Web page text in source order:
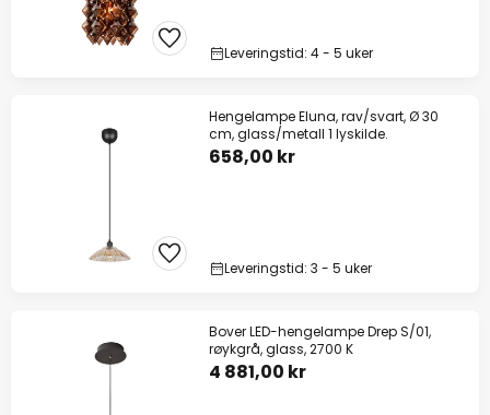
Leveringstid: 4 - 5 uker
Hengelampe Eluna, rav/svart, Ø 30
cm, glass/metall 1 lyskilde.
658,00 kr
Leveringstid: 3 - 5 uker
Bover LED-hengelampe Drep S/01,
røykgrå, glass, 2700 K
4 881,00 kr